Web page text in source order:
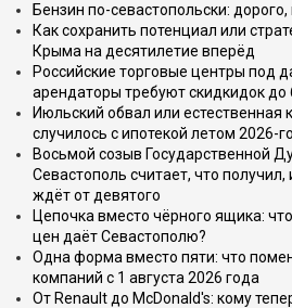
Бензин по-севастопольски:
Как сохранить потенциал или
Крыма на десятилетие вперёд
Российские торговые центры под
арендаторы требуют скидкидок до
Июльский обвал или естественная
случилось с ипотекой летом 2026-го
Восьмой созыв Государственной
Севастополь считает, что
ждёт от девятого
Цепочка вместо чёрного ящика:
цен даёт Севастополю?
Одна форма вместо пяти: что
компаний с 1 августа 2026 года
От Renault до McDonald's: кому